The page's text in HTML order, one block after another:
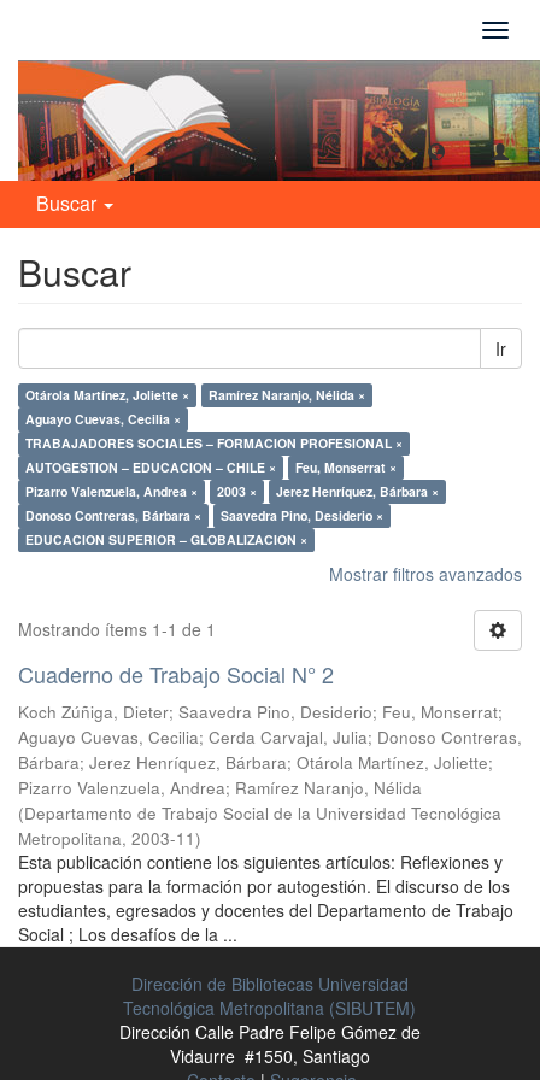
Buscar
Buscar
Ir
Otárola Martínez, Joliette ×
Ramírez Naranjo, Nélida ×
Aguayo Cuevas, Cecilia ×
TRABAJADORES SOCIALES – FORMACION PROFESIONAL ×
AUTOGESTION – EDUCACION – CHILE ×
Feu, Monserrat ×
Pizarro Valenzuela, Andrea ×
2003 ×
Jerez Henríquez, Bárbara ×
Donoso Contreras, Bárbara ×
Saavedra Pino, Desiderio ×
EDUCACION SUPERIOR – GLOBALIZACION ×
Mostrar filtros avanzados
Mostrando ítems 1-1 de 1
Cuaderno de Trabajo Social N° 2
Koch Zúñiga, Dieter; Saavedra Pino, Desiderio; Feu, Monserrat;
Aguayo Cuevas, Cecilia; Cerda Carvajal, Julia; Donoso Contreras,
Bárbara; Jerez Henríquez, Bárbara; Otárola Martínez, Joliette;
Pizarro Valenzuela, Andrea; Ramírez Naranjo, Nélida
(Departamento de Trabajo Social de la Universidad Tecnológica
Metropolitana, 2003-11)
Esta publicación contiene los siguientes artículos: Reflexiones y
propuestas para la formación por autogestión. El discurso de los
estudiantes, egresados y docentes del Departamento de Trabajo
Social ; Los desafíos de la ...
Dirección de Bibliotecas Universidad
Tecnológica Metropolitana (SIBUTEM)
Dirección Calle Padre Felipe Gómez de
Vidaurre #1550, Santiago